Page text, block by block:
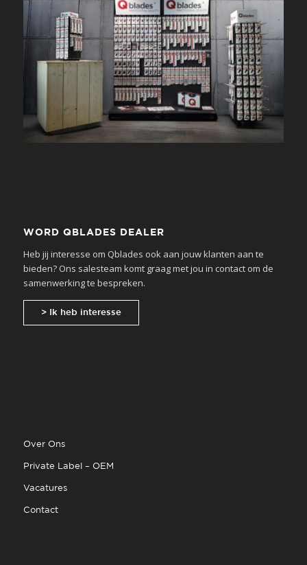
WORD QBLADES DEALER
Heb jij interesse om Qblades ook aan jouw klanten aan te
bieden? Ons salesteam komt graag met jou in contact om de
samenwerking te bespreken.
> Ik heb interesse
Over Ons
Private Label – OEM
Vacatures
Contact